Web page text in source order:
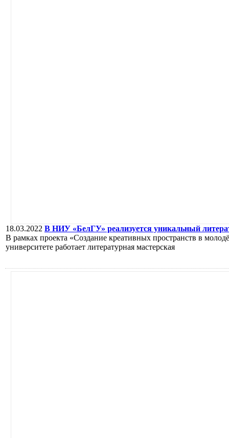
18.03.2022 В НИУ «БелГУ» реализуется уникальный
В рамках проекта «Создание креативных пространств в
университете работает литературная мастерская